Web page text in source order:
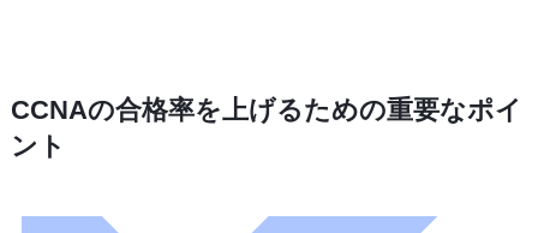
CCNAの合格率を上げるための重要なポイ
ント